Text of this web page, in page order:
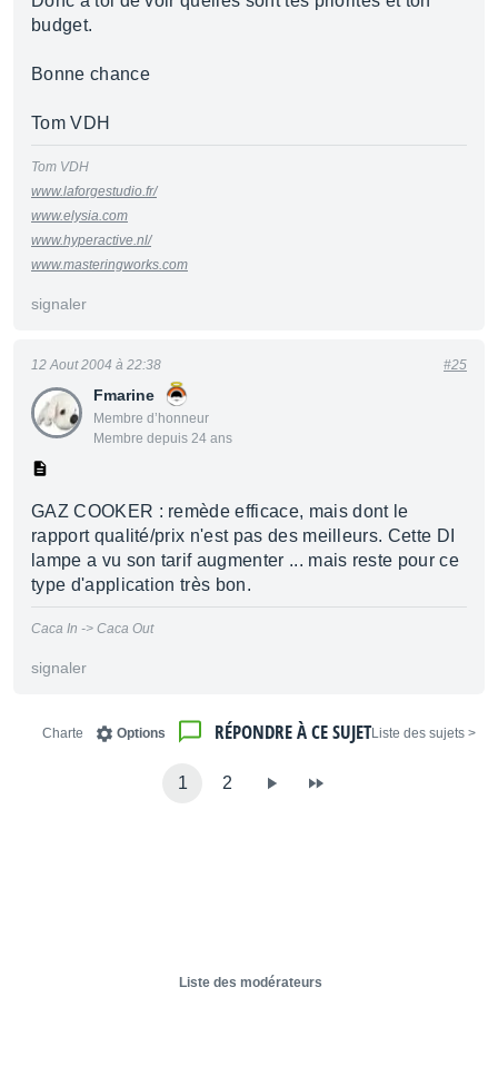
budget.
Bonne chance
Tom VDH
Tom VDH
www.laforgestudio.fr/
www.elysia.com
www.hyperactive.nl/
www.masteringworks.com
signaler
Fmarine
Membre d’honneur
Membre depuis 24 ans
12 Aout 2004 à 22:38 #25
GAZ COOKER : remède efficace, mais dont le
rapport qualité/prix n'est pas des meilleurs. Cette DI
lampe a vu son tarif augmenter ... mais reste pour ce
type d'application très bon.
Caca In -> Caca Out
signaler
< Liste des sujets
RÉPONDRE À CE SUJET
Options
Charte
1 2
Liste des modérateurs